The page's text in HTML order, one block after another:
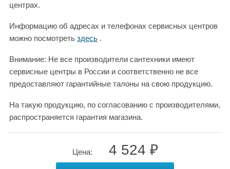
центрах.
Информацию об адресах и телефонах сервисных центров
можно посмотреть здесь .
Внимание: Не все производители сантехники имеют
сервисные центры в России и соответственно не все
предоставляют гарантийные талоны на свою продукцию.
На такую продукцию, по согласованию с производителями,
распространяется гарантия магазина.
Цена: 4 524 ₽